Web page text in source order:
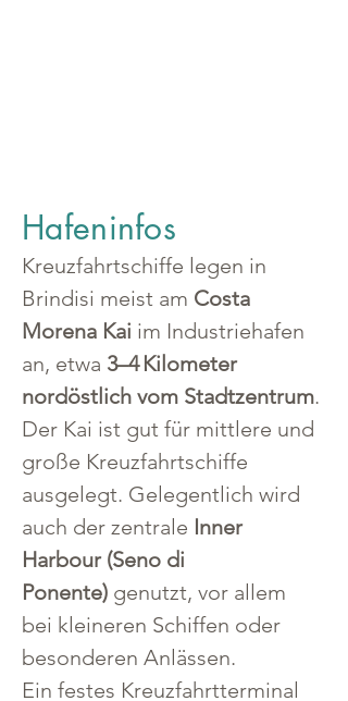
Hafeninfos
Kreuzfahrtschiffe legen in
Brindisi meist am Costa
Morena Kai im Industriehafen
an, etwa 3–4 Kilometer
nordöstlich vom Stadtzentrum.
Der Kai ist gut für mittlere und
große Kreuzfahrtschiffe
ausgelegt. Gelegentlich wird
auch der zentrale Inner
Harbour (Seno di
Ponente) genutzt, vor allem
bei kleineren Schiffen oder
besonderen Anlässen.
Ein festes Kreuzfahrtterminal